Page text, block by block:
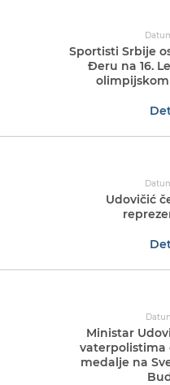
Sportisti Srbije
Đeru na 16.
Udovičić
Ministar
vaterpolistima
medalje na